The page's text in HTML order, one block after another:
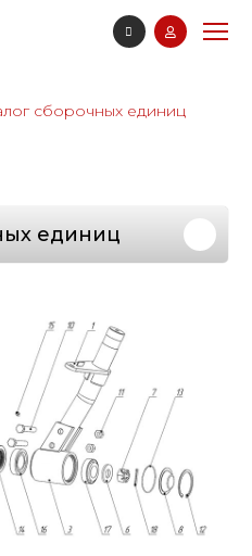
сборочных единиц
единиц